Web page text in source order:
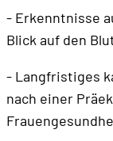
- Erkenntnisse
Blick auf den
- Langfristiges
nach einer